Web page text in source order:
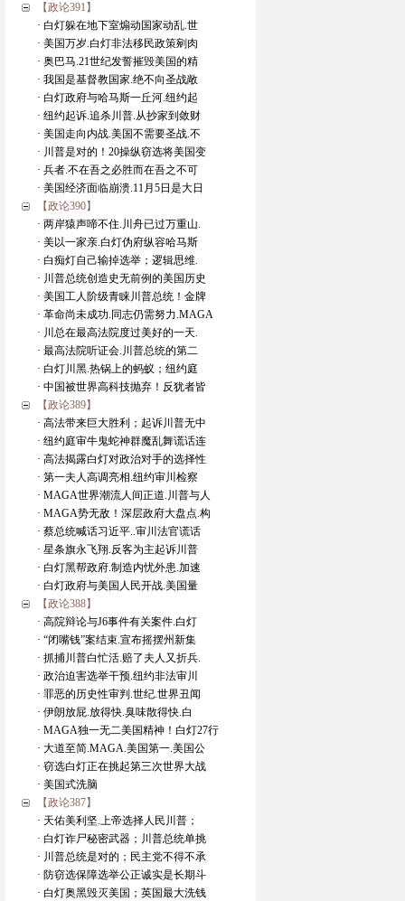
【政论391】
· 白灯躲在地下室煽动国家动乱.世
· 美国万岁.白灯非法移民政策剜肉
· 奥巴马.21世纪发誓摧毁美国的精
· 我国是基督教国家.绝不向圣战敞
· 白灯政府与哈马斯一丘河.纽约起
· 纽约起诉.追杀川普.从抄家到敛财
· 美国走向内战.美国不需要圣战.不
· 川普是对的！20操纵窃选将美国变
· 兵者.不在吾之必胜而在吾之不可
· 美国经济面临崩溃.11月5日是大日
【政论390】
· 两岸猿声啼不住.川舟已过万重山.
· 美以一家亲.白灯伪府纵容哈马斯
· 白痴灯自己输掉选举；逻辑思维.
· 川普总统创造史无前例的美国历史
· 美国工人阶级青睐川普总统！金牌
· 革命尚未成功.同志仍需努力.MAGA
· 川总在最高法院度过美好的一天.
· 最高法院听证会.川普总统的第二
· 白灯川黑.热锅上的蚂蚁；纽约庭
· 中国被世界高科技抛弃！反犹者皆
【政论389】
· 高法带来巨大胜利；起诉川普无中
· 纽约庭审牛鬼蛇神群魔乱舞谎话连
· 高法揭露白灯对政治对手的选择性
· 第一夫人高调亮相.纽约审川检察
· MAGA世界潮流人间正道.川普与人
· MAGA势无敌！深层政府大盘点.构
· 蔡总统喊话习近平..审川法官谎话
· 星条旗永飞翔.反客为主起诉川普
· 白灯黑帮政府.制造内忧外患.加速
· 白灯政府与美国人民开战.美国量
【政论388】
· 高院辩论与J6事件有关案件.白灯
· “闭嘴钱”案结束.宣布摇摆州新集
· 抓捕川普白忙活.赔了夫人又折兵.
· 政治迫害选举干预.纽约非法审川
· 罪恶的历史性审判.世纪.世界丑闻
· 伊朗放屁.放得快.臭味散得快.白
· MAGA独一无二美国精神！白灯27行
· 大道至简.MAGA.美国第一.美国公
· 窃选白灯正在挑起第三次世界大战
· 美国式洗脑
【政论387】
· 天佑美利坚.上帝选择人民川普；
· 白灯诈尸秘密武器；川普总统单挑
· 川普总统是对的；民主党不得不承
· 防窃选保障选举公正诚实是长期斗
· 白灯奥黑毁灭美国；英国最大洗钱